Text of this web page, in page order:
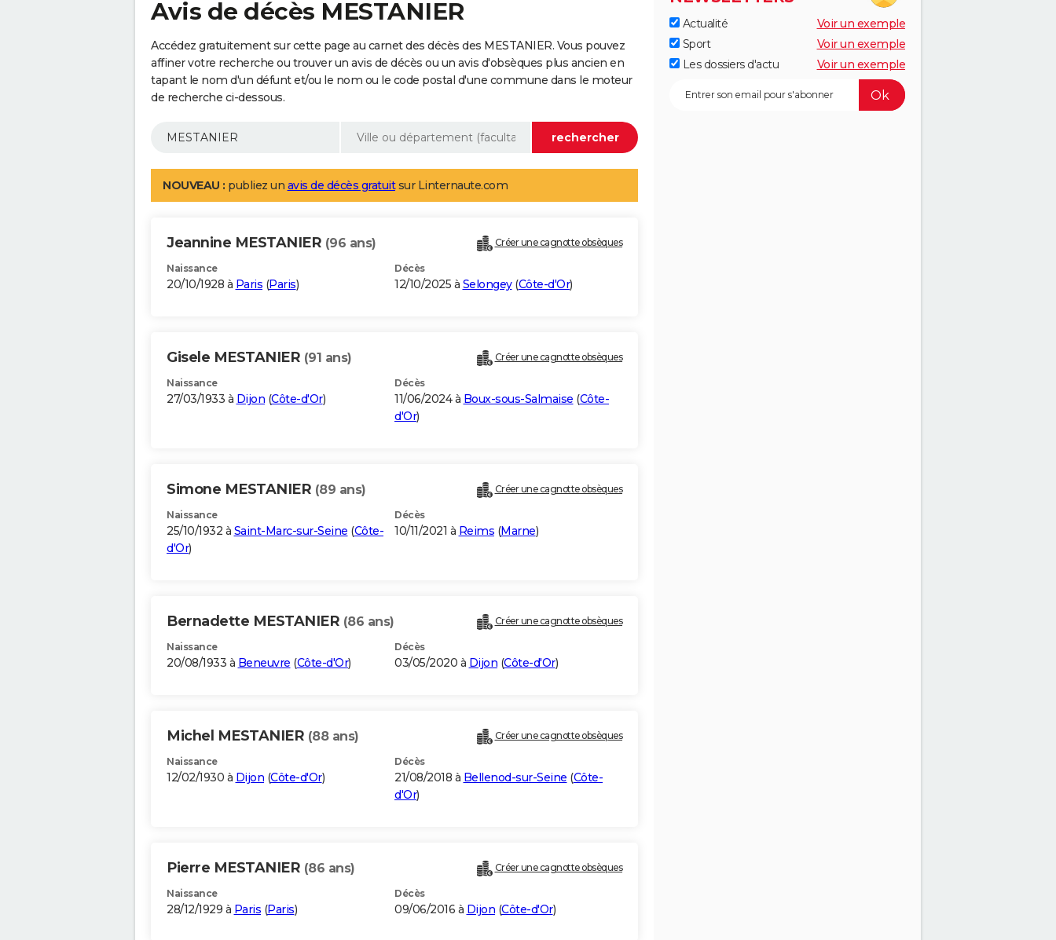
Avis de décès MESTANIER
Accédez gratuitement sur cette page au carnet des décès des MESTANIER. Vous pouvez
affiner votre recherche ou trouver un avis de décès ou un avis d'obsèques plus ancien en
tapant le nom d'un défunt et/ou le nom ou le code postal d'une commune dans le moteur
de recherche ci-dessous.
NOUVEAU : publiez un avis de décès gratuitsur Linternaute.com
Jeannine MESTANIER (96 ans) Créer une cagnotte obsèques
Naissance
20/10/1928 à Paris (Paris)
Décès
12/10/2025 à Selongey(Côte-d'Or)
Gisele MESTANIER (91 ans) Créer une cagnotte obsèques
Naissance
27/03/1933 à Dijon (Côte-d'Or)
Décès
11/06/2024 à Boux-sous-Salmaise (Côte-
d'Or)
Simone MESTANIER (89 ans) Créer une cagnotte obsèques
Naissance
25/10/1932 à Saint-Marc-sur-Seine (Côte-
d'Or)
Décès
10/11/2021 à Reims (Marne)
Bernadette MESTANIER (86 ans) Créer une cagnotte obsèques
Naissance
20/08/1933 à Beneuvre (Côte-d'Or)
Décès
03/05/2020 à Dijon (Côte-d'Or)
Michel MESTANIER (88 ans) Créer une cagnotte obsèques
Naissance
12/02/1930 à Dijon (Côte-d'Or)
Décès
21/08/2018 à Bellenod-sur-Seine (Côte-
d'Or)
Pierre MESTANIER (86 ans) Créer une cagnotte obsèques
Naissance
28/12/1929 à Paris (Paris)
Décès
09/06/2016 à Dijon (Côte-d'Or)
Actualité
Voir un exemple
Sport
Voir un exemple
Les dossiers d'actu
Voir un exemple